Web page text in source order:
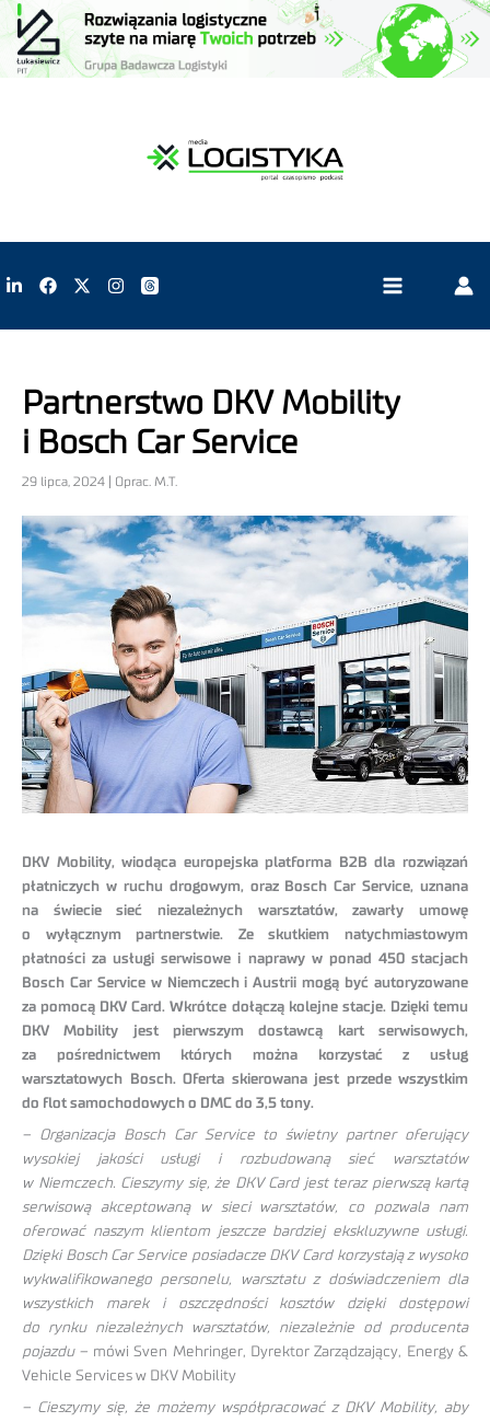
Partnerstwo DKV Mobility
i Bosch Car Service
29 lipca, 2024 | Oprac. M.T.
DKV Mobility, wiodąca europejska platforma B2B dla rozwiązań
płatniczych w ruchu drogowym, oraz Bosch Car Service, uznana
na świecie sieć niezależnych warsztatów, zawarły umowę
o wyłącznym partnerstwie. Ze skutkiem natychmiastowym
płatności za usługi serwisowe i naprawy w ponad 450 stacjach
Bosch Car Service w Niemczech i Austrii mogą być autoryzowane
za pomocą DKV Card. Wkrótce dołączą kolejne stacje. Dzięki temu
DKV Mobility jest pierwszym dostawcą kart serwisowych,
za pośrednictwem których można korzystać z usług
warsztatowych Bosch. Oferta skierowana jest przede wszystkim
do flot samochodowych o DMC do 3,5 tony.
– Organizacja Bosch Car Service to świetny partner oferujący
wysokiej jakości usługi i rozbudowaną sieć warsztatów
w Niemczech. Cieszymy się, że DKV Card jest teraz pierwszą kartą
serwisową akceptowaną w sieci warsztatów, co pozwala nam
oferować naszym klientom jeszcze bardziej ekskluzywne usługi.
Dzięki Bosch Car Service posiadacze DKV Card korzystają z wysoko
wykwalifikowanego personelu, warsztatu z doświadczeniem dla
wszystkich marek i oszczędności kosztów dzięki dostępowi
do rynku niezależnych warsztatów, niezależnie od producenta
pojazdu – mówi Sven Mehringer, Dyrektor Zarządzający, Energy &
Vehicle Services w DKV Mobility
– Cieszymy się, że możemy współpracować z DKV Mobility, aby